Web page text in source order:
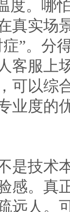
度。哪
真实场
”。分
客服上
可以综
业度的
是技术
感。真
远人。